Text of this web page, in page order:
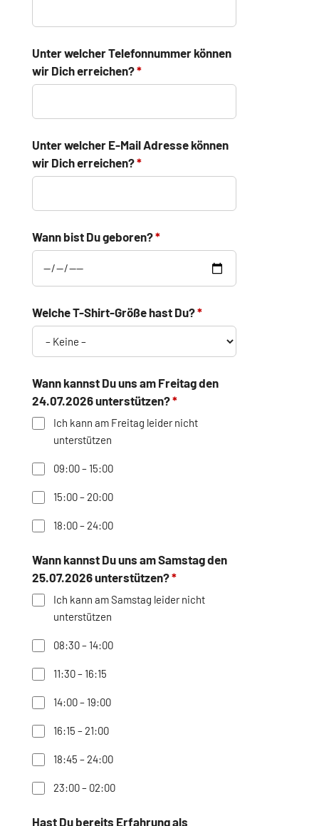
Unter welcher Telefonnummer können
wir Dich erreichen?
Unter welcher E-Mail Adresse können
wir Dich erreichen?
Wann bist Du geboren?
Welche T-Shirt-Größe hast Du?
Wann kannst Du uns am Freitag den
24.07.2026 unterstützen?
Ich kann am Freitag leider nicht
unterstützen
09:00 – 15:00
15:00 – 20:00
18:00 – 24:00
Wann kannst Du uns am Samstag den
25.07.2026 unterstützen?
Ich kann am Samstag leider nicht
unterstützen
08:30 – 14:00
11:30 – 16:15
14:00 – 19:00
16:15 – 21:00
18:45 – 24:00
23:00 – 02:00
Hast Du bereits Erfahrung als